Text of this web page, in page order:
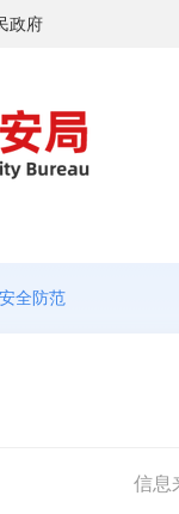
政府
安全防范
信息